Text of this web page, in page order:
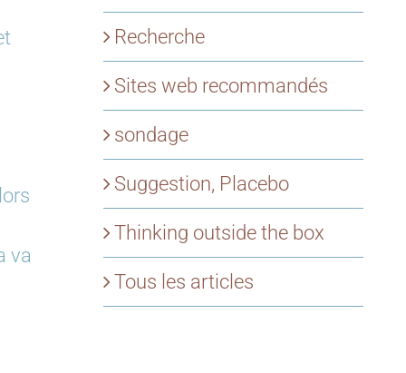
va
Recherche
Sites web recommandés
sondage
Suggestion, Placebo
Thinking outside the box
Tous les articles